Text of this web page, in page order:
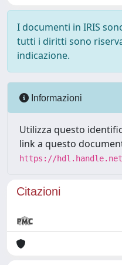
I documenti in IRIS
tutti i diritti sono
indicazione.
Informazioni
Utilizza questo
link a questo
https://hdl.handle.net/
Citazioni